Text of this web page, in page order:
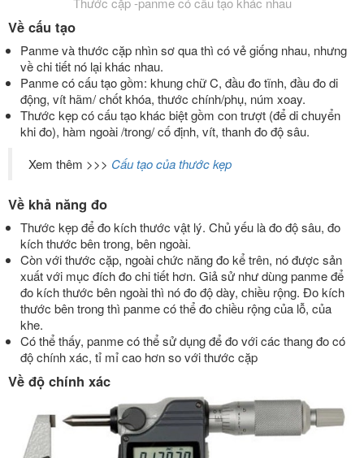
Về cấu tạo
Panme và thước cặp nhìn sơ qua thì có vẻ giống nhau, nhưng
về chi tiết nó lại khác nhau.
Panme có cấu tạo gồm: khung chữ C, đầu đo tĩnh, đầu đo di
động, vít hãm/ chốt khóa, thước chính/phụ, núm xoay.
Thước kẹp có cấu tạo khác biệt gồm con trượt (để di chuyển
khi đo), hàm ngoài /trong/ cố định, vít, thanh đo độ sâu.
Xem thêm >>> Cấu tạo của thước kẹp
Về khả năng đo
Thước kẹp để đo kích thước vật lý. Chủ yếu là đo độ sâu, đo
kích thước bên trong, bên ngoài.
Còn với thước cặp, ngoài chức năng đo kể trên, nó được sản
xuất với mục đích đo chi tiết hơn. Giả sử như dùng panme để
đo kích thước bên ngoài thì nó đo độ dày, chiều rộng. Đo kích
thước bên trong thì panme có thể đo chiều rộng của lỗ, của
khe.
Có thể thấy, panme có thể sử dụng để đo với các thang đo có
độ chính xác, tỉ mỉ cao hơn so với thước cặp
Về độ chính xác